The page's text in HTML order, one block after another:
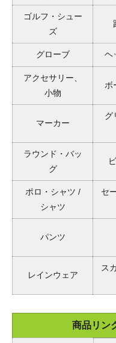
ゴルフ・シュー
ズ
グローブ ヘ
アクセサリー、
小物
ボ
マーカー
グ
ラウンド・バッ
グ
ポロ・シャツ /
シャツ
セ
パンツ
レインウェア
ス
商品リン